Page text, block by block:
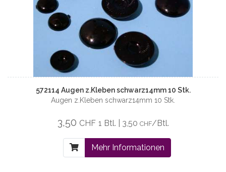
572114 Augen z.Kleben schwarz14mm 10 Stk.
Augen z.Kleben schwarz14mm 10 Stk.
3,50 CHF 1 Btl. | 3,50 CHF/Btl.
Mehr Informationen